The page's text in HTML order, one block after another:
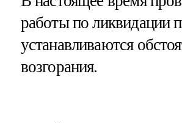
работы по ликвидации
устанавливаются
возгорания.